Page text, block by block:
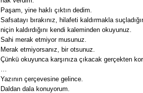
Paşam, yine haklı çıktın dedim.
Safsatayı bırakınız, hilafeti kaldırmakla
niçin kaldırdığını kendi kaleminden okuyunuz.
Sahi merak etmiyor musunuz.
Merak etmiyorsanız, bir otsunuz.
Çünkü okuyunca karşınıza çıkacak gerçekten
…
Yazının çerçevesine gelince.
Daldan dala konuyorum.